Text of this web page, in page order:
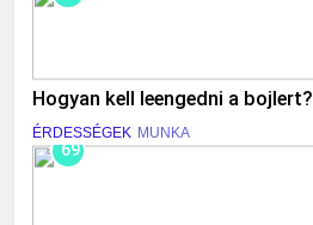
Hogyan kell leengedni a bojlert?
ÉRDESSÉGEK MUNKA
69